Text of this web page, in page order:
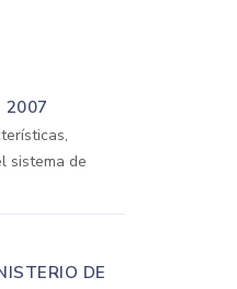
2007
sistema de
DE